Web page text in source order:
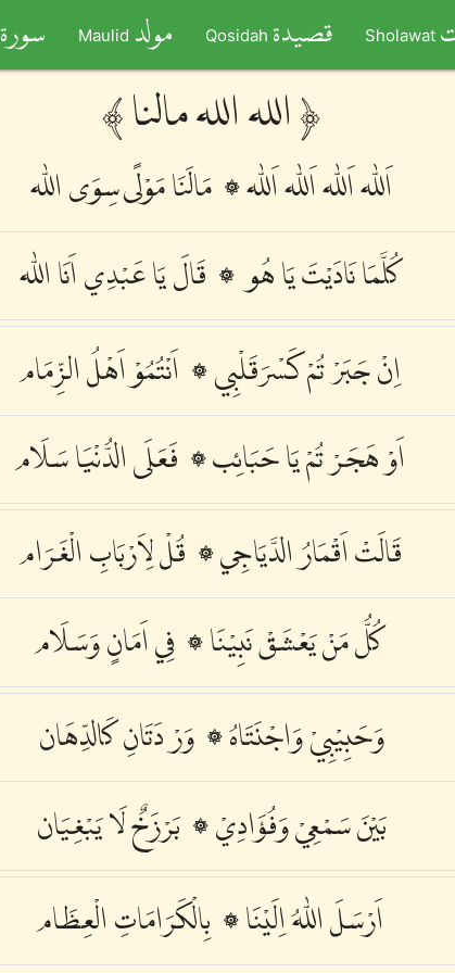
سورة Maulid مولد Qosidah قصيدة Sholawat
﴾ الله الله مالنا ﴿
اَللّٰه اَللّٰه اَللّٰه اَللّٰه ۞ مَالَنَا مَوْلًى سِوَى اللّٰه
كُلَّمَا نَادَيْتَ يَا هُو ۞ قَالَ يَا عَبْدِي اَنَا اللّٰه
اِنْ جَبَرْ تُمْ كَسْرَقَلْبِي ۞ اَنْتُمُوْ اَهْلُ الزِّمَام
اَوْ هَجَرْ تُمْ يَا حَبَائِب ۞ فَعَلَى الدُّنْيَا سَلَام
قَالَتْ اَقْمَارُ الدَّيَاجِي ۞ قُلْ لِاَرْبَابِ الْغَرَام
كُلُّ مَنْ يَعْشَقْ نَبِيْنَا ۞ فِي اَمَانٍ وَسَلَام
وَحَبِيْبِيْ وَاجْنَتَاهُ ۞ وَرْ دَتَانِ كَالدِّهَان
بَيْنَ سَمْعِيْ وَفُؤَادِيْ ۞ بَرْزَخٌ لَا يَبْغِيَان
اَرْسَلَ اللّٰهُ اِلَيْنَا ۞ بِالْكَرَامَاتِ الْعِظَام